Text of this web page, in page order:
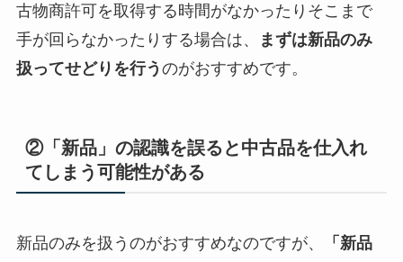
古物商許可を取得する時間がなかったりそこまで
手が回らなかったりする場合は、
まずは新品のみ
扱ってせどりを行う のがおすすめです。
②「新品」の認識を誤ると中古品を仕入れ
てしまう可能性がある
新品のみを扱うのがおすすめなのですが、
「新品